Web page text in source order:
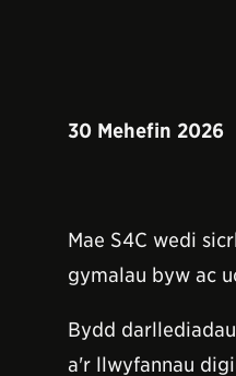
30 Mehefin 2026
Mae S4C wedi
gymalau byw ac
Bydd
a'r llwyfannau